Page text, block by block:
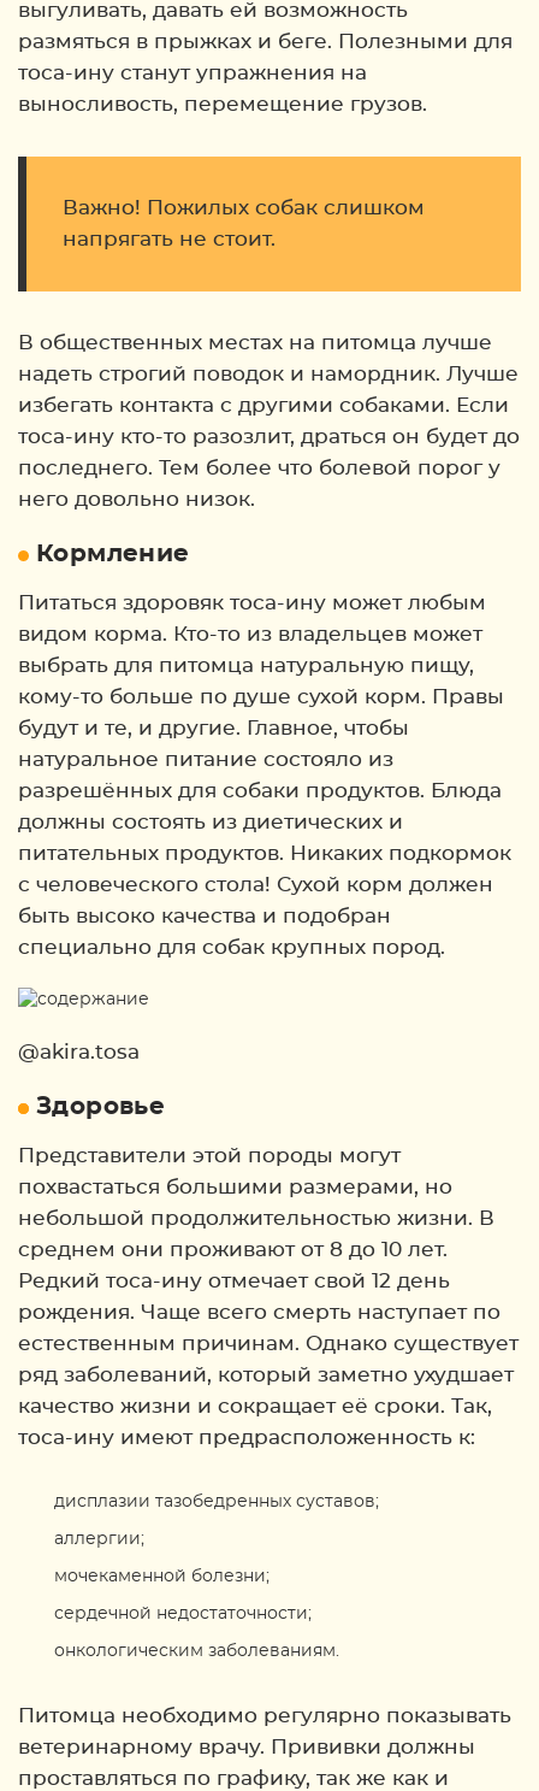
выгуливать, давать ей возможность
размяться в прыжках и беге. Полезными для
тоса-ину станут упражнения на
выносливость, перемещение грузов.
Важно! Пожилых собак слишком
напрягать не стоит.
В общественных местах на питомца лучше
надеть строгий поводок и намордник. Лучше
избегать контакта с другими собаками. Если
тоса-ину кто-то разозлит, драться он будет до
последнего. Тем более что болевой порог у
него довольно низок.
Кормление
Питаться здоровяк тоса-ину может любым
видом корма. Кто-то из владельцев может
выбрать для питомца натуральную пищу,
кому-то больше по душе сухой корм. Правы
будут и те, и другие. Главное, чтобы
натуральное питание состояло из
разрешённых для собаки продуктов. Блюда
должны состоять из диетических и
питательных продуктов. Никаких подкормок
с человеческого стола! Сухой корм должен
быть высоко качества и подобран
специально для собак крупных пород.
@akira.tosa
Здоровье
Представители этой породы могут
похвастаться большими размерами, но
небольшой продолжительностью жизни. В
среднем они проживают от 8 до 10 лет.
Редкий тоса-ину отмечает свой 12 день
рождения. Чаще всего смерть наступает по
естественным причинам. Однако существует
ряд заболеваний, который заметно ухудшает
качество жизни и сокращает её сроки. Так,
тоса-ину имеют предрасположенность к:
дисплазии тазобедренных суставов;
аллергии;
мочекаменной болезни;
сердечной недостаточности;
онкологическим заболеваниям.
Питомца необходимо регулярно показывать
ветеринарному врачу. Прививки должны
проставляться по графику, так же как и